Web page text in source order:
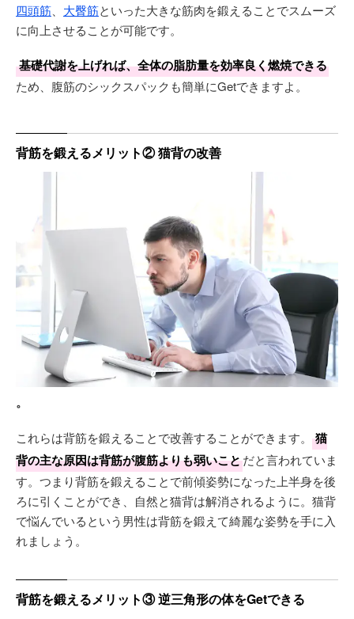
四頭筋
大臀筋といった大きな筋肉を鍛えることでスムーズ
に向上させることが可能です。
基礎代謝を上げれば、全体の脂肪量を効率良く燃焼できる
ため、腹筋のシックスパックも簡単にGetできますよ。
背筋を鍛えるメリット② 猫背の改善
。
これらは背筋を鍛えることで改善することができます。
猫
背の主な原因は背筋が腹筋よりも弱いことだと言われていま
す。つまり背筋を鍛えることで前傾姿勢になった上半身を後
ろに引くことができ、自然と猫背は解消されるように。猫背
で悩んでいるという男性は背筋を鍛えて綺麗な姿勢を手に入
れましょう。
背筋を鍛えるメリット③ 逆三角形の体をGetできる